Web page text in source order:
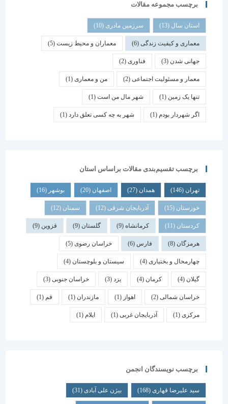
برچسب مجموعه مقالات
استان سال(13) سرزمین مادری(10)
معماری و کیفیت زندگی(6) معماران و محیط زیست(5)
جهانی شدن(3) فناوری (2)
معمار و مسئولیت اجتماعی (2) من و معماری (1)
تنها یک زمین(1) شهر مال من است(1)
اگر شهردار بودم (1) شهر به چه کسی تعلق دارد(1)
برچسب تقسیم‌بندی مقالات براساس استان
همدان اصفهان (20) بوشهر
خوزستان(15) آذربایجان شرقی(12) سمنان (12)
کردستان(11) کرمانشاه(9) گلستان (9) قزوین
هرمزگان(8) فارس خراسان رضوی(5)
چهارمحال و بختیاری (4) سیستان و بلوچستان(4)
کرمان یزد خراسان جنوبی(3)
خراسان شمالی(2) اهواز مازندران(1) قم
(1) آذربایجان غربی(1) ایلام
برچسب نویسندگان انجمن
سید علیرضا قهاری(168) بیژن علی آبادی(31)